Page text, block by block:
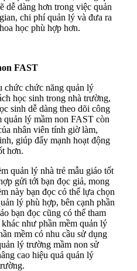
dễ dàng hơn trong việc quản
chi phí quản lý và đưa ra
học phù hợp hơn.
FAST
chức chức năng quản lý
học sinh trong nhà trường,
sinh dễ dàng theo dõi công
quản lý mầm non FAST còn
nhân viên tính giờ làm,
giúp đẩy mạnh hoạt động
hơn.
quản lý nhà trẻ mẫu giáo tốt
gửi tới bạn đọc giả, mong
này bạn đọc có thể lựa chọn
lý phù hợp, bên cạnh phần
bạn đọc cũng có thể tham
như phần mềm quản lý
mềm có nhu cầu sử dụng
lý trường mầm non sử
cao hiệu quả quản lý